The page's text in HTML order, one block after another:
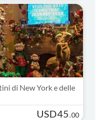
di New York e delle
USD45.00